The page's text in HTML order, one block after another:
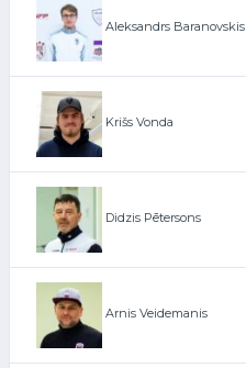
Aleksandrs Baranovskis
Krišs Vonda
Didzis Pētersons
Arnis Veidemanis